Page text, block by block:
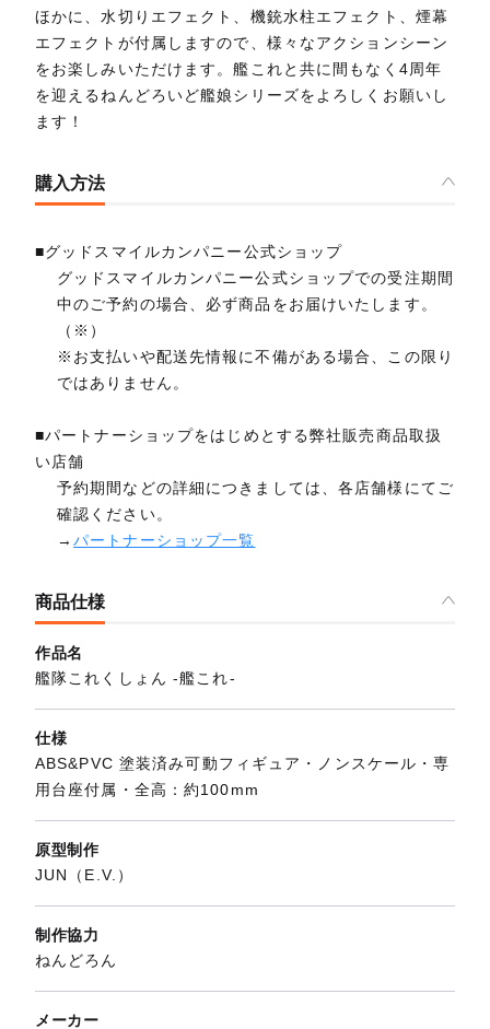
ほかに、水切りエフェクト、機銃水柱エフェクト、煙幕
エフェクトが付属しますので、様々なアクションシーン
をお楽しみいただけます。艦これと共に間もなく4周年
を迎えるねんどろいど艦娘シリーズをよろしくお願いし
ます！
購入方法
■グッドスマイルカンパニー公式ショップ
グッドスマイルカンパニー公式ショップでの受注期間
中のご予約の場合、必ず商品をお届けいたします。
（※）
※お支払いや配送先情報に不備がある場合、この限り
ではありません。
■パートナーショップをはじめとする弊社販売商品取扱
い店舗
予約期間などの詳細につきましては、各店舗様にてご
確認ください。
→パートナーショップ一覧
商品仕様
作品名
艦隊これくしょん ‐艦これ‐
仕様
ABS&PVC 塗装済み可動フィギュア・ノンスケール・専
用台座付属・全高：約100mm
原型制作
JUN（E.V.）
制作協力
ねんどろん
メーカー